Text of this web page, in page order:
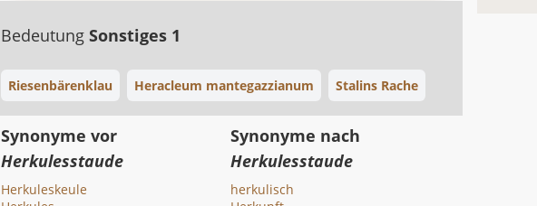
Bedeutung Sonstiges 1
Riesenbärenklau Heracleum mantegazzianum Stalins Rache
Synonyme vor
Herkulesstaude
Herkuleskeule
Synonyme nach
Herkulesstaude
herkulisch